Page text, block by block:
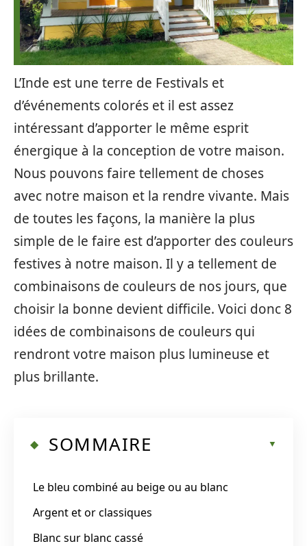
L’Inde est une terre de Festivals et
d’événements colorés et il est assez
intéressant d’apporter le même esprit
énergique à la conception de votre maison.
Nous pouvons faire tellement de choses
avec notre maison et la rendre vivante. Mais
de toutes les façons, la manière la plus
simple de le faire est d’apporter des couleurs
festives à notre maison. Il y a tellement de
combinaisons de couleurs de nos jours, que
choisir la bonne devient difficile. Voici donc 8
idées de combinaisons de couleurs qui
rendront votre maison plus lumineuse et
plus brillante.
SOMMAIRE
Le bleu combiné au beige ou au blanc
Argent et or classiques
Blanc sur blanc cassé